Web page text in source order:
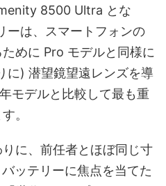
8500 Ultra とな
ーは、スマートフォンの
めに Pro モデルと同様に
に) 潜望鏡望遠レンズを導
モデルと比較して最も重
。
に、前任者とほぼ同じ寸
ッテリーに焦点を当てた